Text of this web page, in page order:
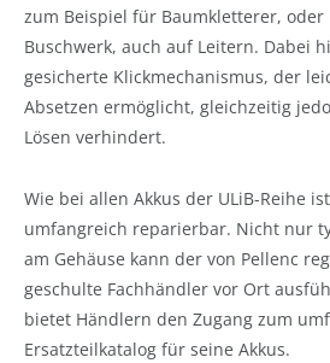
zum Beispiel für Baumkletterer, oder
Buschwerk, auch auf Leitern. Dabei
gesicherte Klickmechanismus, der
Absetzen ermöglicht, gleichzeitig
Lösen verhindert.
Wie bei allen Akkus der ULiB-Reihe
umfangreich reparierbar. Nicht nur
am Gehäuse kann der von Pellenc
geschulte Fachhändler vor Ort
bietet Händlern den Zugang zum
Ersatzteilkatalog für seine Akkus.